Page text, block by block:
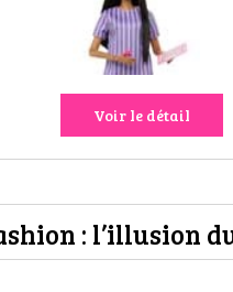
AUTO
LIEUX TENDANCES
BEAUTÉ
MODE DE RUE
JEUNES
Voir le détail
: l’illusion